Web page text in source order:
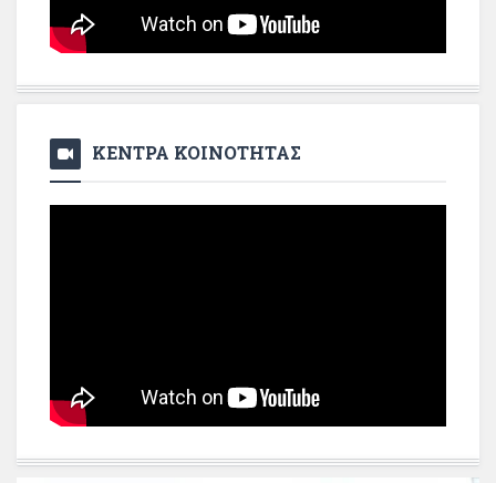
ΚΕΝΤΡΑ ΚΟΙΝΟΤΗΤΑΣ